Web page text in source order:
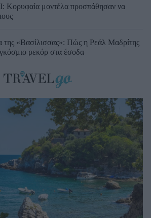
Κορυφαία μοντέλα προσπάθησαν να
της «Βασίλισσας»: Πώς η Ρεάλ Μαδρίτης
ρεκόρ στα έσοδα